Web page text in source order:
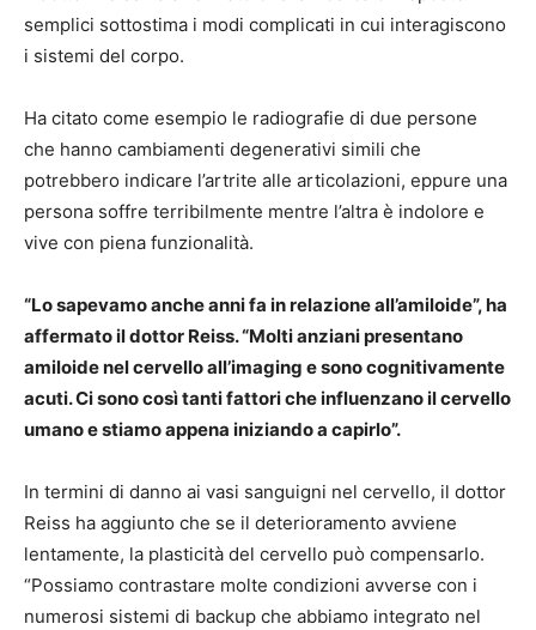
semplici sottostima i modi complicati in cui interagiscono
i sistemi del corpo.
Ha citato come esempio le radiografie di due persone
che hanno cambiamenti degenerativi simili che
potrebbero indicare l’artrite alle articolazioni, eppure una
persona soffre terribilmente mentre l’altra è indolore e
vive con piena funzionalità.
“Lo sapevamo anche anni fa in relazione all’amiloide”, ha
affermato il dottor Reiss. “Molti anziani presentano
amiloide nel cervello all’imaging e sono cognitivamente
acuti. Ci sono così tanti fattori che influenzano il cervello
umano e stiamo appena iniziando a capirlo”.
In termini di danno ai vasi sanguigni nel cervello, il dottor
Reiss ha aggiunto che se il deterioramento avviene
lentamente, la plasticità del cervello può compensarlo.
“Possiamo contrastare molte condizioni avverse con i
numerosi sistemi di backup che abbiamo integrato nel